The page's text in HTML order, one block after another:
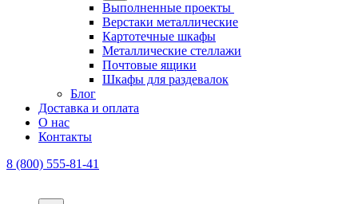
Выполненные проекты
Верстаки металлические
Картотечные шкафы
Металлические стеллажи
Почтовые ящики
Шкафы для раздевалок
Блог
Доставка и оплата
О нас
Контакты
8 (800) 555-81-41